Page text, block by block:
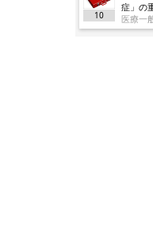
10
症」の
加／厚労
医療一